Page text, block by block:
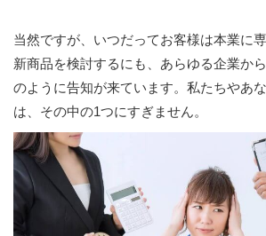
当然ですが、いつだってお客様は本業に
新商品を検討するにも、あらゆる企業か
のように告知が来ています。私たちやあ
は、その中の1つにすぎません。